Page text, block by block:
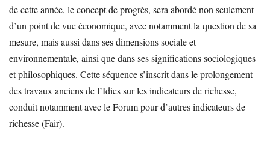
de cette année, le concept de progrès, sera abordé non seulement
d’un point de vue économique, avec notamment la question de sa
mesure, mais aussi dans ses dimensions sociale et
environnementale, ainsi que dans ses significations sociologiques
et philosophiques. Cette séquence s’inscrit dans le prolongement
des travaux anciens de l’Idies sur les indicateurs de richesse,
conduit notamment avec le Forum pour d’autres indicateurs de
richesse (Fair).